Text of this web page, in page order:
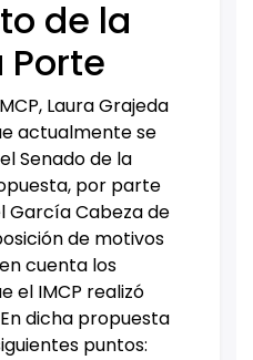
de la
Laura Grajeda
actualmente se
Senado de la
por parte
García Cabeza de
de motivos
cuenta los
el IMCP realizó
dicha propuesta
puntos: